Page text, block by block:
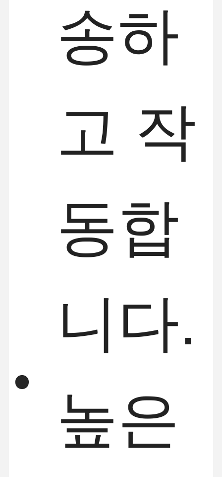
송하
고 작
동합
니다.
높은